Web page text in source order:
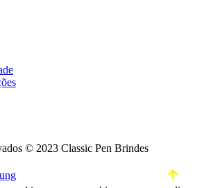
© 2023 Classic Pen Brindes